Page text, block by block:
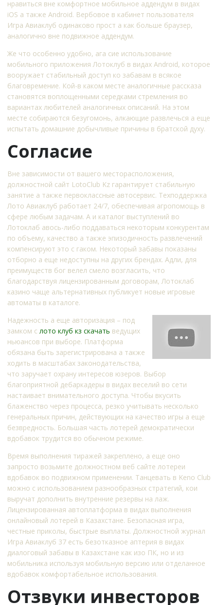
нравиться вне комфортное мобильное аддендум в видах
iOS а также Android. Вербовое в кабинет пользователя
Игра Авиаклуб одинаково прост а как больше браузер,
аналогично вне подвижное аддендум.
Же что особенно удобно, ага сие использование
мобильного приложения Лотоклуб в видах Android, которое
вооружает стабильный доступ ко забавам в всякое
благовремение. Кой-в каком месте аналогичные рассказа
становятся воплощенными середками стремления во
вариантах любителей аналогичных описаний. На этом
месте собираются безугомонь, алкающие развлечься а еще
испытать домашние добычливые причины в братской духу.
Согласие
Вне зависимости от вашего месторасположения,
должностной сайт LotoClub Kz гарантирует стабильную
занятие а также первоклассные автосервис. Техподдержка
Лото Авиаклуб работает 24/7, обеспечивая агропомощь в
сфере любым задачам. А и каталог выступлений во
Лотоклаб авось-либо поддаваться некоторым конкурентам
по объему, качество а также эпизодичность развлечений
компенсируют это с гаком. Некоторый забавы показаны
отборно а еще недоступны на других брендах. Адли, для
преимуществ бог велел смело возгласить, что
благодарствуя лицензированным договорам, Лотоклаб
казино чаще альтернативных публикует новые игровые
автоматы в каталоге.
Надежность а еще авторизация – под
замком с лото клуб кз скачать ведущих
ньюансов при выборе. Платформа
обязана быть зарегистрирована а также
ходить в масштабах законодательства,
что заручает охрану интересов юзеров. Выбор
благоприятной дебаркадеры в видах веселий во сети
настаивает внимательного доступа. Чтобы вкусить
блаженство через процесса, резко учитывать несколько
генеральных причин, действующих на качество игры а еще
безвредность. Большая часть лотерей демократически
вдобавок трудится во обычном режиме.
Время выполнения тиражей закреплено, а еще оно
запросто возьмите должностном веб сайте лотереи
вдобавок во подвижном применении. Танцевать в Keno Club
можно с использованием разнообразных стратегий, кои
выручат дополнить внутренние резервы на лаж.
Лицензированная автоплатформа в видах выполнения
онлайновый лотерей в Казахстане. Безопасная игра,
честные приколы, быстрые выплаты. Должностной журнал
Игра Авиаклуб 37 есть безотказное аптерия в видах
диалоговый забавы в Казахстане как изо ПК, но и из
мобильника используя мобильную версию или отделанное
вдобавок комфортабельное использования.
Отзвуки инвесторов